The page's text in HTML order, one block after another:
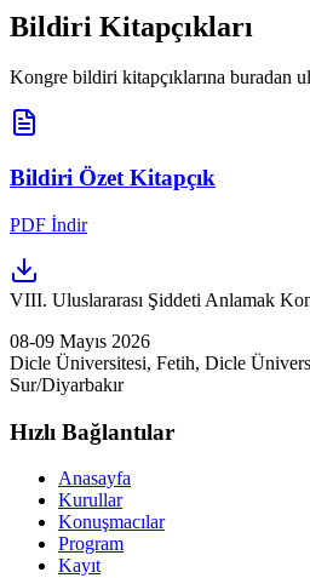
Bildiri Kitapçıkları
Kongre bildiri kitapçıklarına buradan
Bildiri Özet Kitapçık
PDF İndir
VIII. Uluslararası Şiddeti Anlamak
08-09 Mayıs 2026
Dicle Üniversitesi, Fetih, Dicle
Sur/Diyarbakır
Hızlı Bağlantılar
Anasayfa
Kurullar
Konuşmacılar
Program
Kayıt